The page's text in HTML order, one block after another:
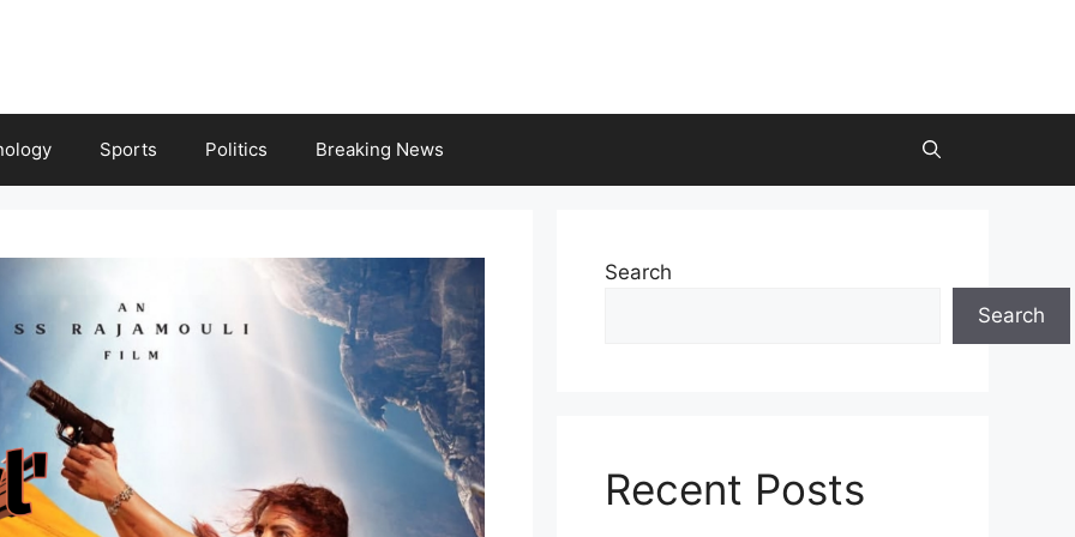
Sports Politics Breaking News
Search
Search
Recent Posts